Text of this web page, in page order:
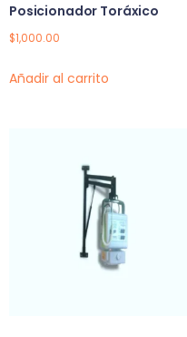
Posicionador Toráxico
$1,000.00
Añadir al carrito